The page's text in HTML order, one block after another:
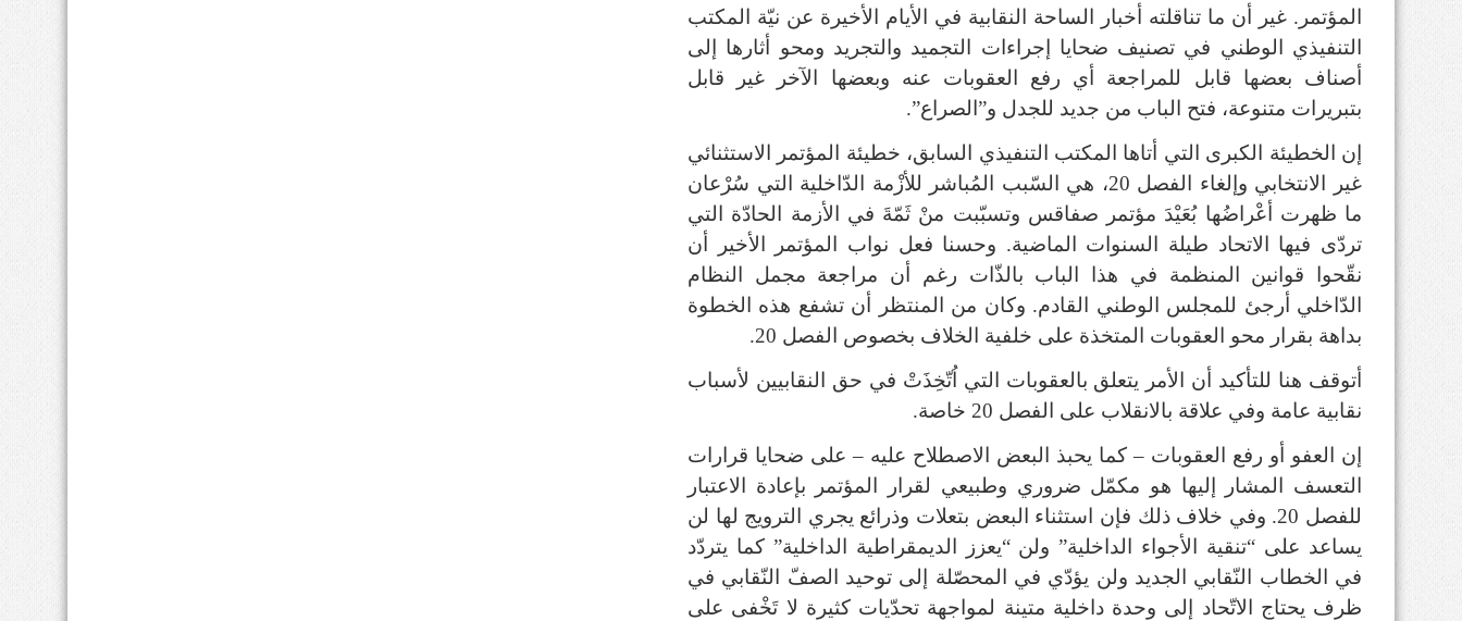
المؤتمر. غير أن ما تناقلته أخبار الساحة النقابية في الأيام الأخيرة عن نيّة المكتب
التنفيذي الوطني في تصنيف ضحايا إجراءات التجميد والتجريد ومحو أثارها إلى
أصناف بعضها قابل للمراجعة أي رفع العقوبات عنه وبعضها الآخر غير قابل
بتبريرات متنوعة، فتح الباب من جديد للجدل و”الصراع”.
إن الخطيئة الكبرى التي أتاها المكتب التنفيذي السابق، خطيئة المؤتمر الاستثنائي
غير الانتخابي وإلغاء الفصل 20، هي السّبب المُباشر للأزْمة الدّاخلية التي سُرْعان
ما ظهرت أعْراضُها بُعَيْدَ مؤتمر صفاقس وتسبّبت منْ ثَمّةَ في الأزمة الحادّة التي
تردّى فيها الاتحاد طيلة السنوات الماضية. وحسنا فعل نواب المؤتمر الأخير أن
نقّحوا قوانين المنظمة في هذا الباب بالذّات رغم أن مراجعة مجمل النظام
الدّاخلي أرجئ للمجلس الوطني القادم. وكان من المنتظر أن تشفع هذه الخطوة
بداهة بقرار محو العقوبات المتخذة على خلفية الخلاف بخصوص الفصل 20.
أتوقف هنا للتأكيد أن الأمر يتعلق بالعقوبات التي اُتّخِذَتْ في حق النقابيين لأسباب
نقابية عامة وفي علاقة بالانقلاب على الفصل 20 خاصة.
إن العفو أو رفع العقوبات – كما يحبذ البعض الاصطلاح عليه – على ضحايا قرارات
التعسف المشار إليها هو مكمّل ضروري وطبيعي لقرار المؤتمر بإعادة الاعتبار
للفصل 20. وفي خلاف ذلك فإن استثناء البعض بتعلات وذرائع يجري الترويج لها لن
يساعد على “تنقية الأجواء الداخلية” ولن “يعزز الديمقراطية الداخلية” كما يتردّد
في الخطاب النّقابي الجديد ولن يؤدّي في المحصّلة إلى توحيد الصفّ النّقابي في
ظرف يحتاج الاتّحاد إلى وحدة داخلية متينة لمواجهة تحدّيات كثيرة لا تَخْفى على